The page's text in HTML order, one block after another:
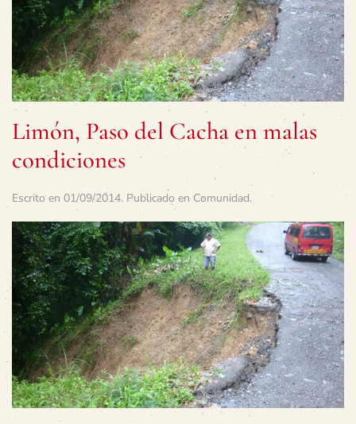
Limón, Paso del Cacha en malas
condiciones
Escrito en 01/09/2014. Publicado en Comunidad.